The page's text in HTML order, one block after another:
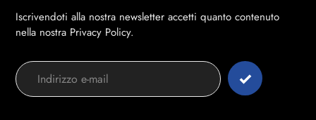
Iscrivendoti alla nostra newsletter accetti quanto contenuto
nella nostra Privacy Policy.